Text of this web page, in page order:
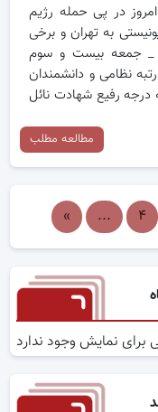
در پی حمله رژیم
به تهران و برخی
_ جمعه بیست و سوم
نظامی و دانشمندان
درجه رفیع شهادت نائل
مطالعه مطلب
۴ ...
»
برای نمایش وجود ندارد